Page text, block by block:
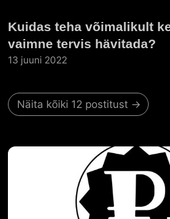
Kuidas teha võimalikult
vaimne tervis hävitada?
13 juuni 2022
Näita kõiki 12 postitust →